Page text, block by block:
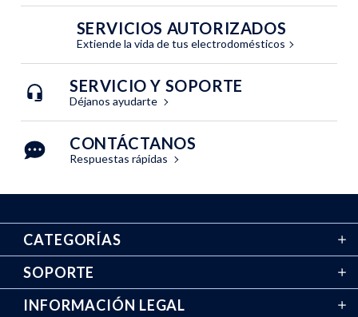
SERVICIOS AUTORIZADOS
Extiende la vida de tus electrodomésticos
SERVICIO Y SOPORTE
Déjanos ayudarte
CONTÁCTANOS
Respuestas rápidas
CATEGORÍAS
SOPORTE
INFORMACIÓN LEGAL